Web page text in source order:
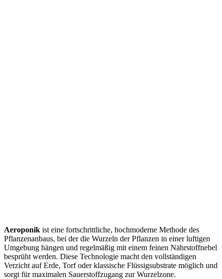
Aeroponik ist eine fortschrittliche, hochmoderne Methode des
Pflanzenanbaus, bei der die Wurzeln der Pflanzen in einer luftigen
Umgebung hängen und regelmäßig mit einem feinen Nährstoffnebel
besprüht werden. Diese Technologie macht den vollständigen
Verzicht auf Erde, Torf oder klassische Flüssigsubstrate möglich und
sorgt für maximalen Sauerstoffzugang zur Wurzelzone.